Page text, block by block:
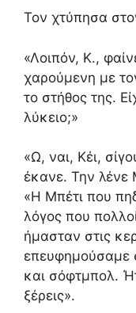
Τον χτύπησα
«Λοιπόν, Κ.,
χαρούμενη με
το στήθος της.
λύκειο;»
«Ω, ναι, Κέι,
έκανε. Την λένε
«Η Μπέτι που
λόγος που
ήμασταν στις
επευφημούσαμε
και σόφτμπολ.
ξέρεις».